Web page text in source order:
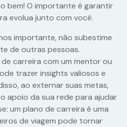
bem! O importante é garantir
evolua junto com você.
importante, não subestime
de outras pessoas.
carreira com um mentor ou
trazer insights valiosos e
ao externar suas metas,
apoio da sua rede para ajudar
um plano de carreira é uma
de viagem pode tornar